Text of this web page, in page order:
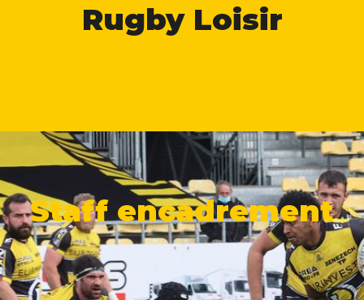
Rugby Loisir
Staff encadrement